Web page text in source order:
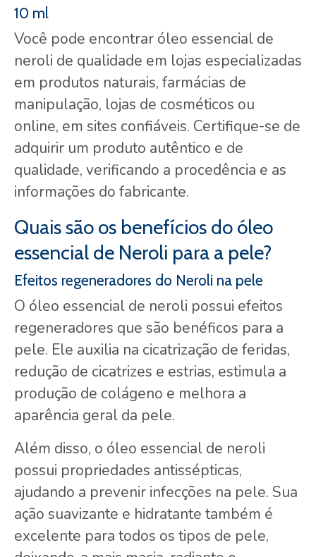
10 ml
Você pode encontrar óleo essencial de
neroli de qualidade em lojas especializadas
em produtos naturais, farmácias de
manipulação, lojas de cosméticos ou
online, em sites confiáveis. Certifique-se de
adquirir um produto autêntico e de
qualidade, verificando a procedência e as
informações do fabricante.
Quais são os benefícios do óleo
essencial de Neroli para a pele?
Efeitos regeneradores do Neroli na pele
O óleo essencial de neroli possui efeitos
regeneradores que são benéficos para a
pele. Ele auxilia na cicatrização de feridas,
redução de cicatrizes e estrias, estimula a
produção de colágeno e melhora a
aparência geral da pele.
Além disso, o óleo essencial de neroli
possui propriedades antissépticas,
ajudando a prevenir infecções na pele. Sua
ação suavizante e hidratante também é
excelente para todos os tipos de pele,